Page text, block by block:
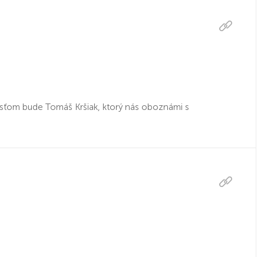
bude Tomáš Kršiak, ktorý nás oboznámi s